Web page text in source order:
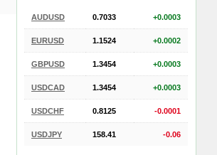
AUDUSD 0.7033 +0.0003
EURUSD 1.1524 +0.0002
GBPUSD 1.3454 +0.0003
USDCAD 1.3454 +0.0003
USDCHF 0.8125 -0.0001
USDJPY 158.41 -0.06